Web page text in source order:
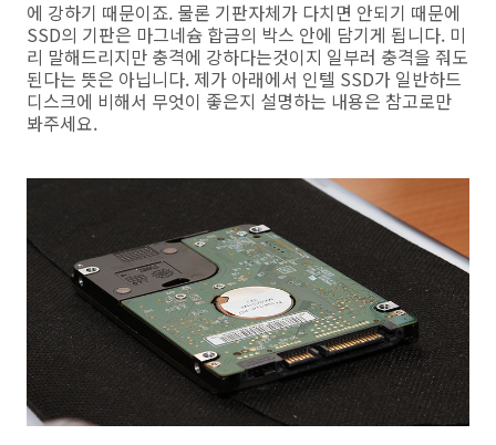
에 강하기 때문이죠. 물론 기판자체가 다치면 안되기 때문에
SSD의 기판은 마그네슘 합금의 박스 안에 담기게 됩니다. 미
리 말해드리지만 충격에 강하다는것이지 일부러 충격을 줘도
된다는 뜻은 아닙니다. 제가 아래에서 인텔 SSD가 일반하드
디스크에 비해서 무엇이 좋은지 설명하는 내용은 참고로만
봐주세요.